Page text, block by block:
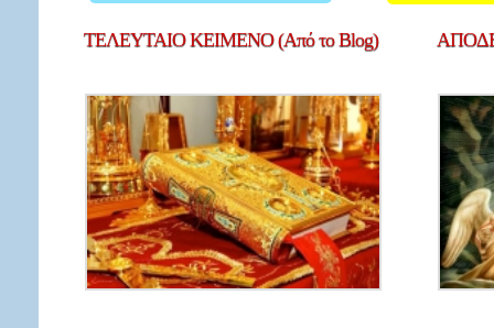
ΤΕΛΕΥΤΑΙΟΚΕΙΜΕΝΟ (Από το Blog)